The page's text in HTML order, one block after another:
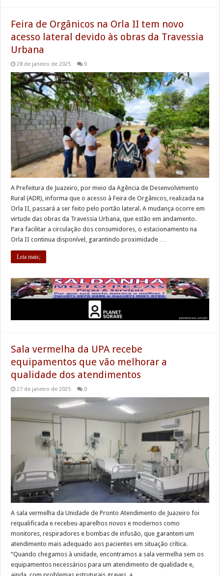
Feira de Orgânicos na Orla II tem novo
acesso lateral devido às obras da Travessia
Urbana
28 de janeiro de 2025 0
A Prefeitura de Juazeiro, por meio da Agência de Desenvolvimento
Rural (ADR), informa que o acesso à Feira de Orgânicos, realizada na
Orla II, passará a ser feito pelo portão lateral. A mudança ocorre em
virtude das obras da Travessia Urbana, que estão em andamento.
Para facilitar a circulação dos consumidores, o estacionamento na
Orla II continua disponível, garantindo proximidade …
Leia mais;
Sala vermelha da UPA recebe
equipamentos que vão melhorar a
qualidade dos atendimentos
27 de janeiro de 2025 0
A sala vermelha da Unidade de Pronto Atendimento de Juazeiro foi
requalificada e recebeu aparelhos novos e modernos como
monitores, respiradores e bombas de infusão, que garantem um
atendimento mais adequado aos pacientes em situação crítica.
“Quando chegamos à unidade, encontramos a sala vermelha sem os
equipamentos necessários para um atendimento de qualidade e,